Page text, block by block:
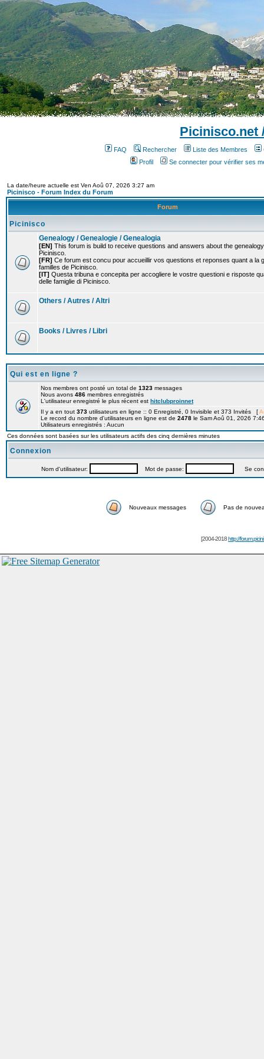
Picinisco.net
FAQ Rechercher Liste des Membres
Profil
Se connecter pour vérifier ses
La date/heure actuelle est Ven Aoû 07, 2026 3:27 am
Picinisco - Forum Index du Forum
Forum
Picinisco
Genealogy / Genealogie / Genealogia
[EN] This forum is build to receive questions and answers about the
Picinisco.
[FR] Ce forum est concu pour accueillir vos questions et reponses quant a la
familles de Picinisco.
[IT] Questa tribuna e concepita per accogliere le vostre questioni e risposte
delle famiglie di Picinisco.
Others / Autres / Altri
Books / Livres / Libri
Qui est en ligne ?
Nos membres ont posté un total de 1323 messages
Nous avons 486 membres enregistrés
L'utilisateur enregistré le plus récent est hitclubproinnet
Il y a en tout 373 utilisateurs en ligne :: 0 Enregistré, 0 Invisible et 373 Invités [
Le record du nombre d'utilisateurs en ligne est de 2478 le Sam Aoû 01, 2026
Utilisateurs enregistrés : Aucun
Ces données sont basées sur les utilisateurs actifs des cinq dernières minutes
Connexion
Nom d'utilisateur: Mot de passe: Se
Nouveaux messages Pas de
[2004-2018http://